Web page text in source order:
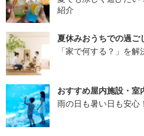
紹介
夏休みおうちでの過ご
「家で何する？」を
おすすめ屋内施設・室
雨の日も暑い日も安心